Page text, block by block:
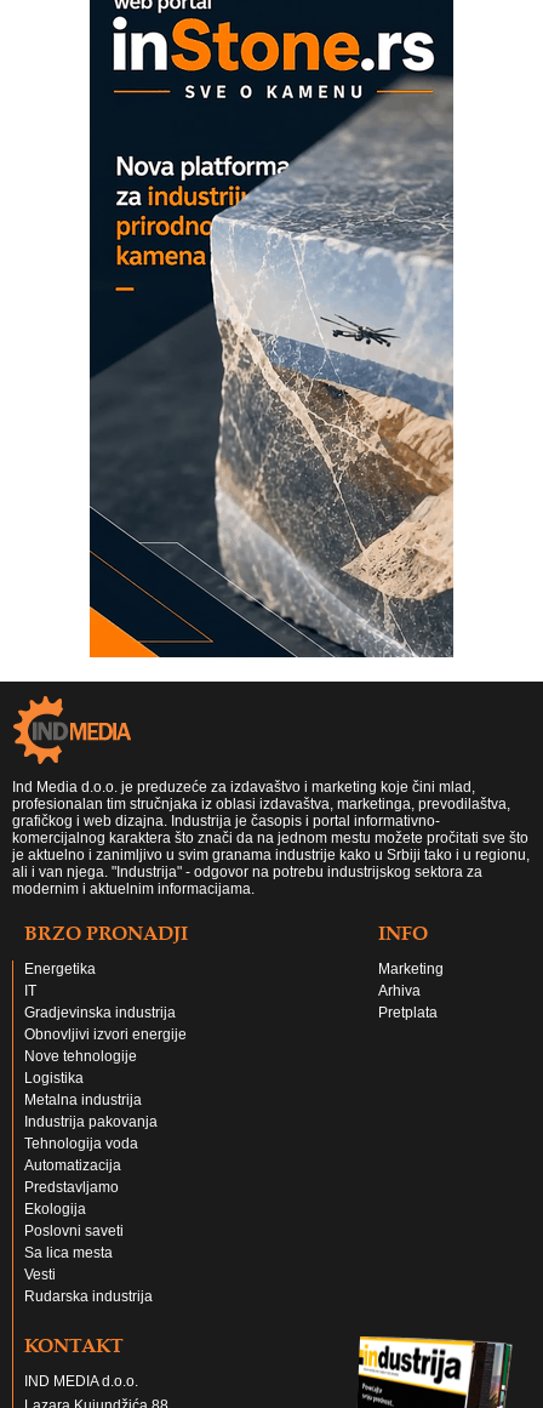
COMBYPACK
EVOKS Maintenance Management
ROSA i SCHUNK podižu proizvodnju
Detekcija različitih oblika
Ind Media d.o.o. je preduzeće za izdavaštvo i marketing koje čini mlad,
profesionalan tim stručnjaka iz oblasi izdavaštva, marketinga, prevodilaštva,
grafičkog i web dizajna. Industrija je časopis i portal informativno-
komercijalnog karaktera što znači da na jednom mestu možete pročitati sve što
je aktuelno i zanimljivo u svim granama industrije kako u Srbiji tako i u regionu,
ali i van njega. "Industrija" - odgovor na potrebu industrijskog sektora za
modernim i aktuelnim informacijama.
BRZO PRONADJI
Energetika
IT
Gradjevinska industrija
Obnovljivi izvori energije
Nove tehnologije
Logistika
Metalna industrija
Industrija pakovanja
Tehnologija voda
Automatizacija
Predstavljamo
Ekologija
Poslovni saveti
Sa lica mesta
Vesti
Rudarska industrija
INFO
Marketing
Arhiva
Pretplata
KONTAKT
IND MEDIA d.o.o.